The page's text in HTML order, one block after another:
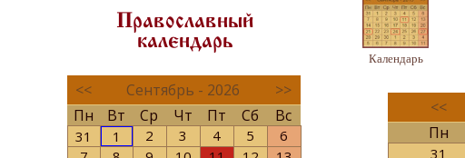
Православный
календарь
<< Сентябрь - 2026
>>
Пн
Вт Ср Чт Пт Сб Вс
31 1 2 3 4 5
6
Календарь
<<
Пн
31